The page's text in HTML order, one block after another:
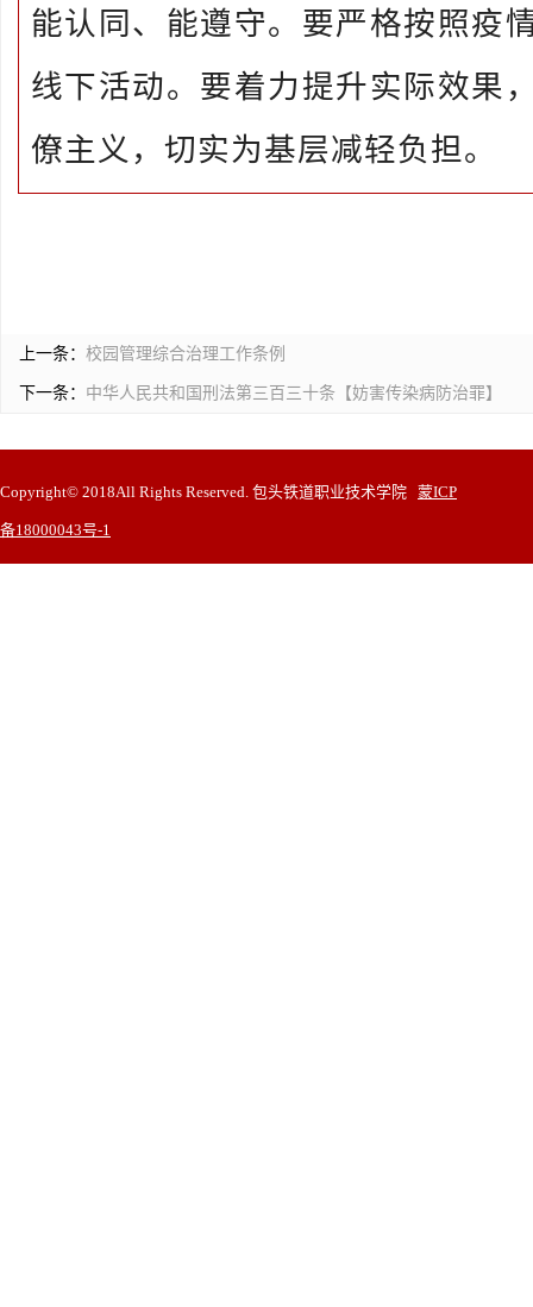
能认同、能遵守。要严格按照疫
线下活动。要着力提升实际效果
僚主义，切实为基层减轻负担。
上一条： 校园管理综合治理工作条例
下一条： 中华人民共和国刑法第三百三十条【妨害传染病防治罪】
Copyright© 2018All Rights Reserved. 包头铁道职业技术学院 蒙ICP
备18000043号-1